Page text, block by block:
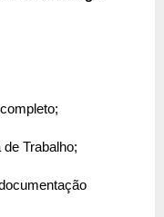
Trabalho;